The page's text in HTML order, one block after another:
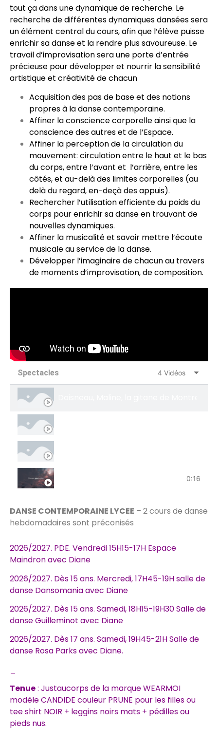
tout ça dans une dynamique de recherche. Le
recherche de différentes dynamiques dansées sera
un élément central du cours, afin que l’élève puisse
enrichir sa danse et la rendre plus savoureuse. Le
travail d’improvisation sera une porte d’entrée
précieuse pour développer et nourrir la sensibilité
artistique et créativité de chacun
Acquisition des pas de base et des notions
propres à la danse contemporaine.
Affiner la conscience corporelle ainsi que la
conscience des autres et de l’Espace.
Affiner la perception de la circulation du
mouvement: circulation entre le haut et le bas
du corps, entre l’avant et l’arrière, entre les
côtés, et au-delà des limites corporelles (au
delà du regard, en-deçà des appuis).
Rechercher l’utilisation efficiente du poids du
corps pour enrichir sa danse en trouvant de
nouvelles dynamiques.
Affiner la musicalité et savoir mettre l’écoute
musicale au service de la danse.
Développer l’imaginaire de chacun au travers
de moments d’improvisation, de composition.
Spectacles 4 Vidéos
0:16
DANSE CONTEMPORAINE LYCEE – 2 cours de danse
hebdomadaires sont préconisés
2026/2027. PDE. Vendredi 15H15-17H Espace
Maindronavec Diane
2026/2027. Dès 15 ans. Mercredi, 17H45-19H salle de
danse Dansomaniaavec Diane
2026/2027. Dès 15 ans. Samedi, 18H15-19H30 Salle de
danseGuilleminot avec Diane
2026/2027. Dès 17 ans. Samedi, 19H45-21H Salle de
danse Rosa Parksavec Diane.
Tenue: Justaucorps de la marque WEARMOI
modèle CANDIDE couleur PRUNE pour les filles ou
tee shirt NOIR + leggins noirs mats + pédilles ou
pieds nus.